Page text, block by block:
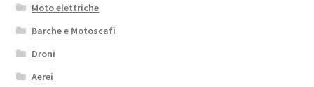
Moto elettriche
Barche e Motoscafi
Droni
Aerei